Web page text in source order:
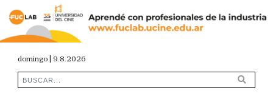
domingo | 9.8.2026